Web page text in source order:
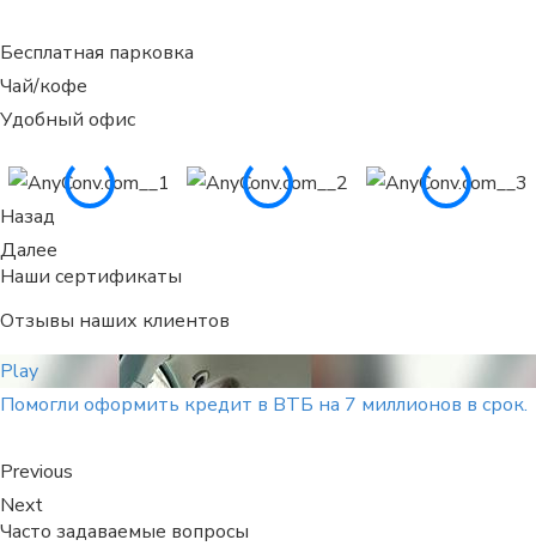
Бесплатная парковка
Чай/кофе
Удобный офис
Назад
Далее
Наши сертификаты
Отзывы наших клиентов
Play
Помогли оформить кредит в ВТБ на 7 миллионов в срок.
Previous
Next
Часто задаваемые вопросы